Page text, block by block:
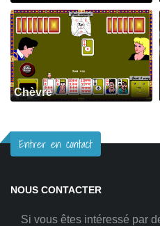
Chèvre
Entrer en contact
NOUS CONTACTER
Si vous êtes intéressé par